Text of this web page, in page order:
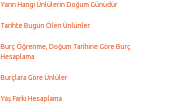
Yarın Hangi Ünlülerin Doğum Günüdür
Tarihte Bugün Ölen Ünlünler
Burç Öğrenme, Doğum Tarihine Göre Burç
Hesaplama
Burçlara Göre Ünlüler
Yaş Farkı Hesaplama